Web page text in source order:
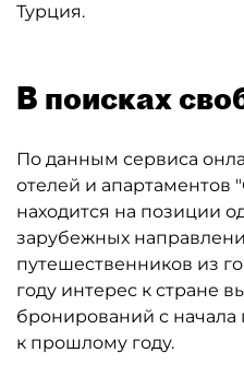
Турция.
В поисках
По данным сервиса
отелей и апартаментов
находится на позиции
зарубежных
путешественников из
году интерес к стране
бронирований с начала
к прошлому году.